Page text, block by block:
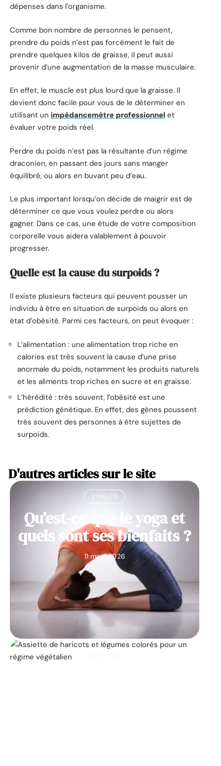
dépenses dans l’organisme.
Comme bon nombre de personnes le pensent,
prendre du poids n’est pas forcément le fait de
prendre quelques kilos de graisse, il peut aussi
provenir d’une augmentation de la masse musculaire.
En effet, le muscle est plus lourd que la graisse. Il
devient donc facile pour vous de le déterminer en
utilisant un impédancemètre professionnel et
évaluer votre poids réel.
Perdre du poids n’est pas la résultante d’un régime
draconien, en passant des jours sans manger
équilibré, ou alors en buvant peu d’eau.
Le plus important lorsqu’on décide de maigrir est de
déterminer ce que vous voulez perdre ou alors
gagner. Dans ce cas, une étude de votre composition
corporelle vous aidera valablement à pouvoir
progresser.
Quelle est la cause du surpoids ?
Il existe plusieurs facteurs qui peuvent pousser un
individu à être en situation de surpoids ou alors en
état d’obésité. Parmi ces facteurs, on peut évoquer :
L’alimentation : une alimentation trop riche en
calories est très souvent la cause d’une prise
anormale du poids, notamment les produits naturels
et les aliments trop riches en sucre et en graisse.
L’hérédité : très souvent, l’obésité est une
prédiction génétique. En effet, des gènes poussent
très souvent des personnes à être sujettes de
surpoids.
D'autres articles sur le site
VITALITÉ
Qu’est-ce que le yoga et
quels sont ses bienfaits ?
11 mars 2026